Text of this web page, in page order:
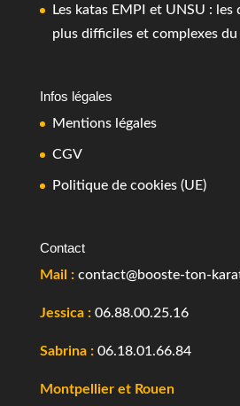
Les katas EMPI et UNSU : les
plus difficiles et complexes
Infos légales
Mentions légales
CGV
Politique de cookies (UE)
Contact
Mail : contact@booste-ton-
Jessica : 06.88.00.25.16
Sabrina : 06.18.01.66.84
Montpellier et Rouen